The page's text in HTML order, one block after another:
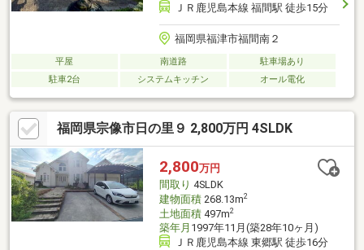
ＪＲ鹿児島本線 福間駅 徒歩15分
福岡県福津市福間南２
平屋 南道路
駐車場あり
駐車2台
システムキッチン オール電化
福岡県宗像市日の里９ 2,800万円 4SLDK
2,800万円
間取り 4SLDK
建物面積268.13m2
土地面積497m2
築年月 1997年11月(築28年10ヶ月)
ＪＲ鹿児島本線 東郷駅 徒歩16分